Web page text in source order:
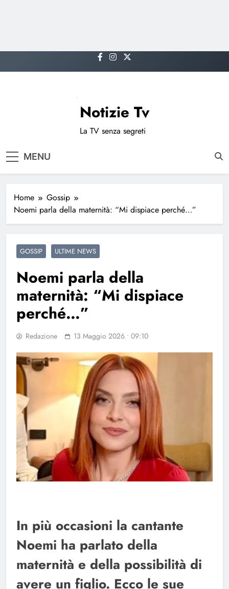
to
Notizie Tv
La TV senza segreti
MENU
Home
Gossip
Noemi parla della maternità: “Mi dispiace perché…”
GOSSIP ULTIME NEWS
Noemi parla della
maternità: “Mi dispiace
perché…”
Redazione 13 Maggio 2026 • 09:10
In più occasioni la cantante
Noemi ha parlato della
maternità e della possibilità di
avere un figlio. Ecco le sue